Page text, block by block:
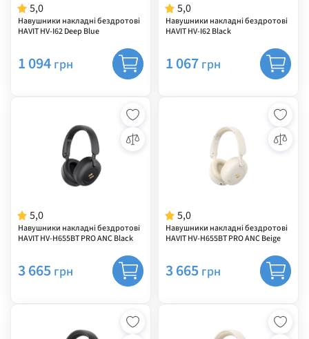
5,0
Навушники накладні бездротові
HAVIT HV-I62 Deep Blue
1 094 грн
5,0
Навушники накладні бездротові
HAVIT HV-I62 Black
1 067 грн
5,0
Навушники накладні бездротові
HAVIT HV-H655BT PRO ANC Black
3 665 грн
5,0
Навушники накладні бездротові
HAVIT HV-H655BT PRO ANC Beige
3 665 грн